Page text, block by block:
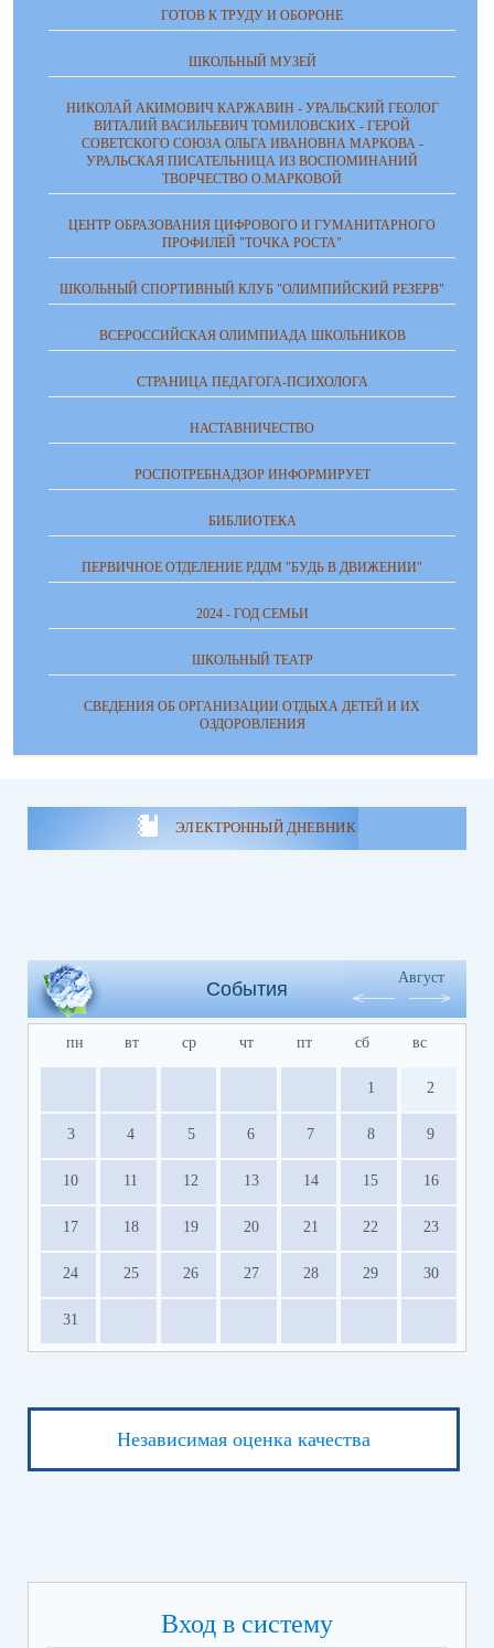
ГОТОВ К ТРУДУ И ОБОРОНЕ
ШКОЛЬНЫЙ МУЗЕЙ
НИКОЛАЙ АКИМОВИЧ КАРЖАВИН - УРАЛЬСКИЙ ГЕОЛОГ
ВИТАЛИЙ ВАСИЛЬЕВИЧ ТОМИЛОВСКИХ - ГЕРОЙ
СОВЕТСКОГО СОЮЗА ОЛЬГА ИВАНОВНА МАРКОВА -
УРАЛЬСКАЯ ПИСАТЕЛЬНИЦА ИЗ ВОСПОМИНАНИЙ
ТВОРЧЕСТВО О.МАРКОВОЙ
ЦЕНТР ОБРАЗОВАНИЯ ЦИФРОВОГО И ГУМАНИТАРНОГО
ПРОФИЛЕЙ "ТОЧКА РОСТА"
ШКОЛЬНЫЙ СПОРТИВНЫЙ КЛУБ "ОЛИМПИЙСКИЙ РЕЗЕРВ"
ВСЕРОССИЙСКАЯ ОЛИМПИАДА ШКОЛЬНИКОВ
СТРАНИЦА ПЕДАГОГА-ПСИХОЛОГА
НАСТАВНИЧЕСТВО
РОСПОТРЕБНАДЗОР ИНФОРМИРУЕТ
БИБЛИОТЕКА
ПЕРВИЧНОЕ ОТДЕЛЕНИЕ РДДМ "БУДЬ В ДВИЖЕНИИ"
2024 - ГОД СЕМЬИ
ШКОЛЬНЫЙ ТЕАТР
СВЕДЕНИЯ ОБ ОРГАНИЗАЦИИ ОТДЫХА ДЕТЕЙ И ИХ
ОЗДОРОВЛЕНИЯ
ЭЛЕКТРОННЫЙ ДНЕВНИК
События
Август
пн вт ср чт пт сб вс
1 2
3 4 5 6 7 8 9
10 11 12 13 14 15 16
17 18 19 20 21 22 23
24 25 26 27 28 29 30
31
Независимая оценка качества
Вход в систему